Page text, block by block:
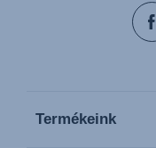
Termékeink